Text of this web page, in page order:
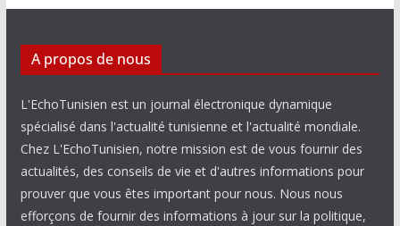
A propos de nous
L'EchoTunisien est un journal électronique dynamique
spécialisé dans l'actualité tunisienne et l'actualité mondiale.
Chez L'EchoTunisien, notre mission est de vous fournir des
actualités, des conseils de vie et d'autres informations pour
prouver que vous êtes important pour nous. Nous nous
efforçons de fournir des informations à jour sur la politique,